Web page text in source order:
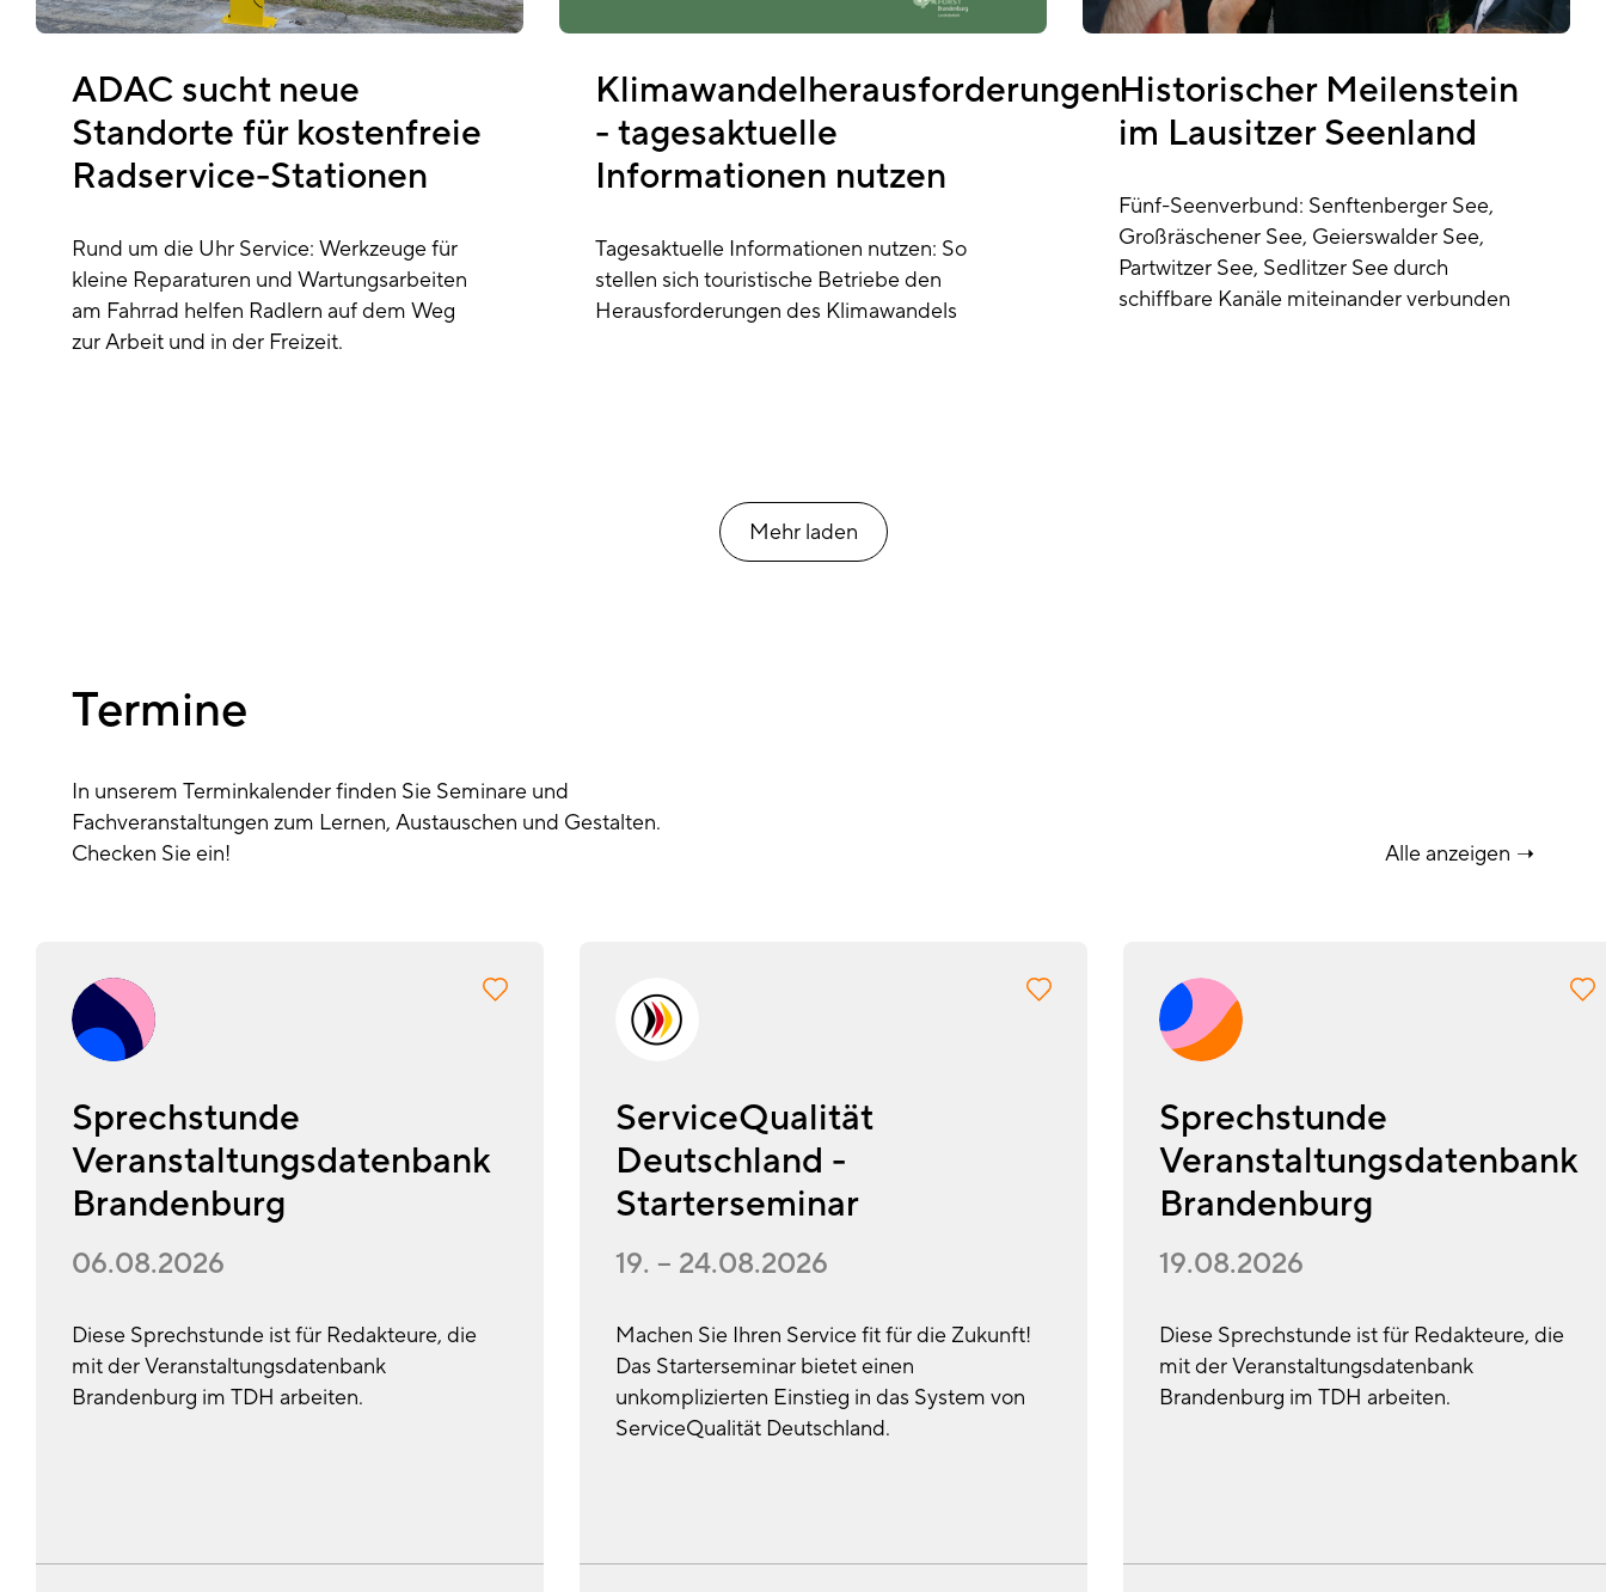
ADAC sucht neue
Standorte für kostenfreie
Radservice-Stationen
Rund um die Uhr Service: Werkzeuge für
kleine Reparaturen und Wartungsarbeiten
am Fahrrad helfen Radlern auf dem Weg
zur Arbeit und in der Freizeit.
Klimawandelherausforderungen
- tagesaktuelle
Informationen nutzen
Tagesaktuelle Informationen nutzen: So
stellen sich touristische Betriebe den
Herausforderungen des Klimawandels
Historischer Meilenstein
im Lausitzer Seenland
Fünf-Seenverbund: Senftenberger See,
Großräschener See, Geierswalder See,
Partwitzer See, Sedlitzer See durch
schiffbare Kanäle miteinander verbunden
Mehr laden
Termine
In unserem Terminkalender finden Sie Seminare und
Fachveranstaltungen zum Lernen, Austauschen und Gestalten.
Checken Sie ein!
Alle anzeigen
Sprechstunde
Veranstaltungsdatenbank
Brandenburg
06.08.2026
Diese Sprechstunde ist für Redakteure, die
mit der Veranstaltungsdatenbank
Brandenburg im TDH arbeiten.
ServiceQualität
Deutschland -
Starterseminar
19. – 24.08.2026
Machen Sie Ihren Service fit für die Zukunft!
Das Starterseminar bietet einen
unkomplizierten Einstieg in das System von
ServiceQualität Deutschland.
Sprechstunde
Veranstaltungsdatenbank
Brandenburg
19.08.2026
Diese Sprechstunde ist für Redakteure, die
mit der Veranstaltungsdatenbank
Brandenburg im TDH arbeiten.